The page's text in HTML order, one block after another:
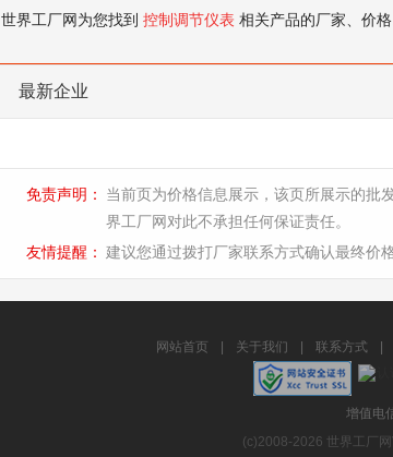
世界工厂网为您找到 控制调节仪表 相关产品的厂家、价
最新企业
免责声明：
当前页为价格信息展示，该页所展示的批
界工厂网对此不承担任何保证责任。
友情提醒： 建议您通过拨打厂家联系方式确认最终价
网站首页 关于我们 联系方式
增值电
(c)2008-2026 世界工厂